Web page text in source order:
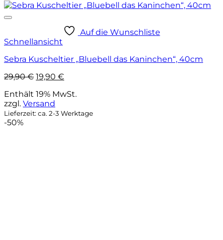
Auf die Wunschliste
Schnellansicht
Sebra Kuscheltier „Bluebell das Kaninchen“, 40cm
29,90€ Ursprünglicher
war:
29,90 €
19,90 €
ist:
Enthält 19% MwSt.
zzgl. Versand
Lieferzeit: ca. 2-3 Werktage
-50%